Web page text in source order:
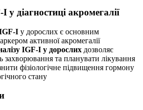
у діагностиці акромегалії
I у дорослих є основним
активної акромегалії
IGF-I у дорослих дозволяє
захворювання та планувати лікування
фізіологічне підвищення гормону
стану